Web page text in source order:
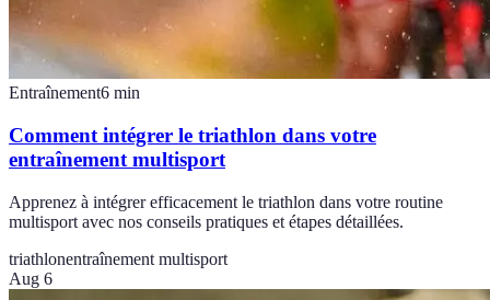
Entraînement6 min
Comment intégrer le triathlon dans votre
entraînement multisport
Apprenez à intégrer efficacement le triathlon dans votre routine
multisport avec nos conseils pratiques et étapes détaillées.
triathlonentraînement multisport
Aug 6